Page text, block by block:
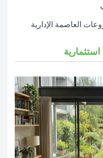
العاصمة الإدارية